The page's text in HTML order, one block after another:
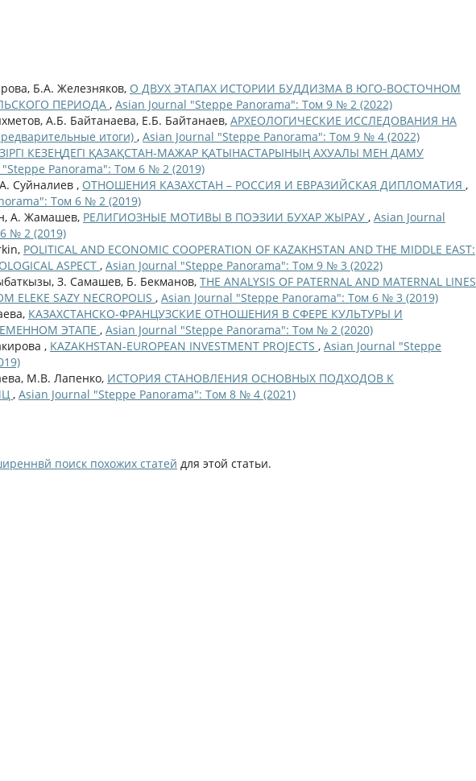
Б.А. Железняков, О ДВУХ ЭТАПАХ ИСТОРИИ БУДДИЗМА В ЮГО-ВОСТОЧНОМ
ПЕРИОДА , Asian Journal "Steppe Panorama": Том 9 № 2 (2022)
А.Б. Байтанаева, Е.Б. Байтанаев, АРХЕОЛОГИЧЕСКИЕ ИССЛЕДОВАНИЯ НА
итоги) , Asian Journal "Steppe Panorama": Том 9 № 4 (2022)
КЕЗЕҢДЕГІ ҚАЗАҚСТАН-МАЖАР ҚАТЫНАСТАРЫНЫҢ АХУАЛЫ МЕН ДАМУ
Panorama": Том 6 № 2 (2019)
Суйналиев , ОТНОШЕНИЯ КАЗАХСТАН – РОССИЯ И ЕВРАЗИЙСКАЯ ДИПЛОМАТИЯ ,
Том 6 № 2 (2019)
А. Жамашев, РЕЛИГИОЗНЫЕ МОТИВЫ В ПОЭЗИИ БУХАР ЖЫРАУ , Asian Journal
№ 2 (2019)
POLITICAL AND ECONOMIC COOPERATION OF KAZAKHSTAN AND THE MIDDLE EAST:
ASPECT , Asian Journal "Steppe Panorama": Том 9 № 3 (2022)
З. Самашев, Б. Бекманов, THE ANALYSIS OF PATERNAL AND MATERNAL LINES
ELEKE SAZY NECROPOLIS , Asian Journal "Steppe Panorama": Том 6 № 3 (2019)
КАЗАХСТАНСКО-ФРАНЦУЗСКИЕ ОТНОШЕНИЯ В СФЕРЕ КУЛЬТУРЫ И
ЭТАПЕ , Asian Journal "Steppe Panorama": Том № 2 (2020)
, KAZAKHSTAN-EUROPEAN INVESTMENT PROJECTS , Asian Journal "Steppe
М.В. Лапенко, ИСТОРИЯ СТАНОВЛЕНИЯ ОСНОВНЫХ ПОДХОДОВ К
, Asian Journal "Steppe Panorama": Том 8 № 4 (2021)
поиск похожих статей для этой статьи.